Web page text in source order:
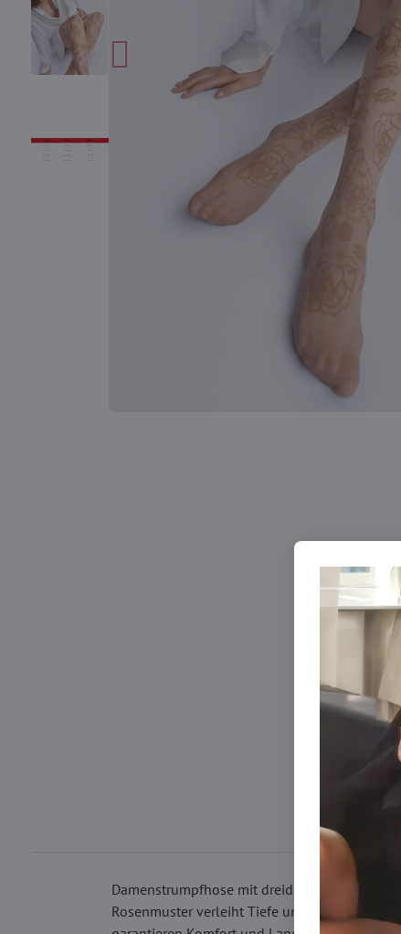
Damenstrumpfhose mit dreidimensionalen
Rosenmuster verleiht Tiefe und Textur und